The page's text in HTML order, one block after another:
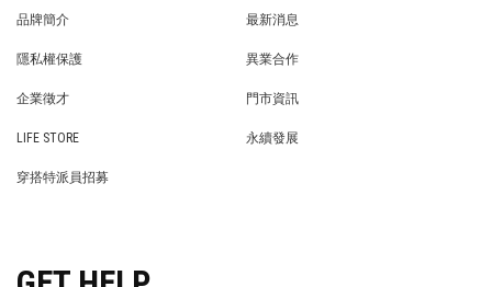
品牌簡介
最新消息
隱私權保護
異業合作
企業徵才
門市資訊
LIFE STORE
永續發展
穿搭特派員招募